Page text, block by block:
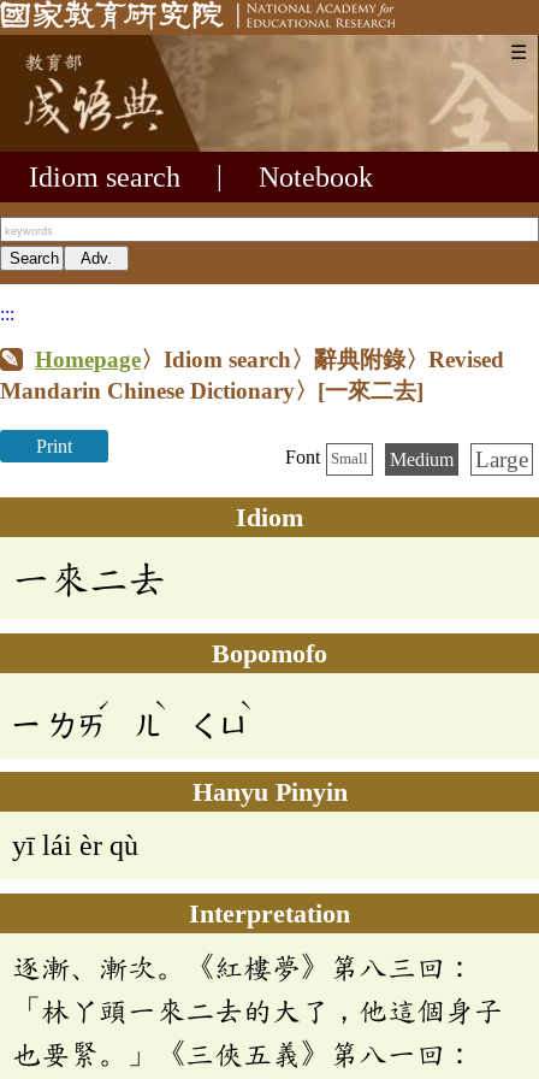
☰
Idiom search Notebook
:::
Homepage〉Idiom search〉辭典附錄〉Revised
Mandarin Chinese Dictionary〉 [一來二去]
Print
Font Small Medium Large
Idiom
一來二去
Bopomofo
ㄧ ㄌㄞ
ˊ
ㄦ
ˋ
ㄑㄩ
ˋ
Hanyu Pinyin
yī lái èr qù
Interpretation
逐漸、漸次。《紅樓夢》第八三回：
「林丫頭一來二去的大了，他這個身子
也要緊。」《三俠五義》第八一回：